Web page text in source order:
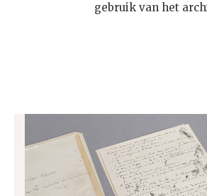
gebruik van het